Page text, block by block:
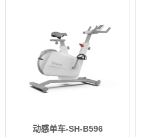
动感单车-SH-B596